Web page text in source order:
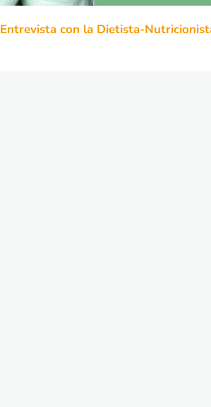
Entrevista con la Dietista-